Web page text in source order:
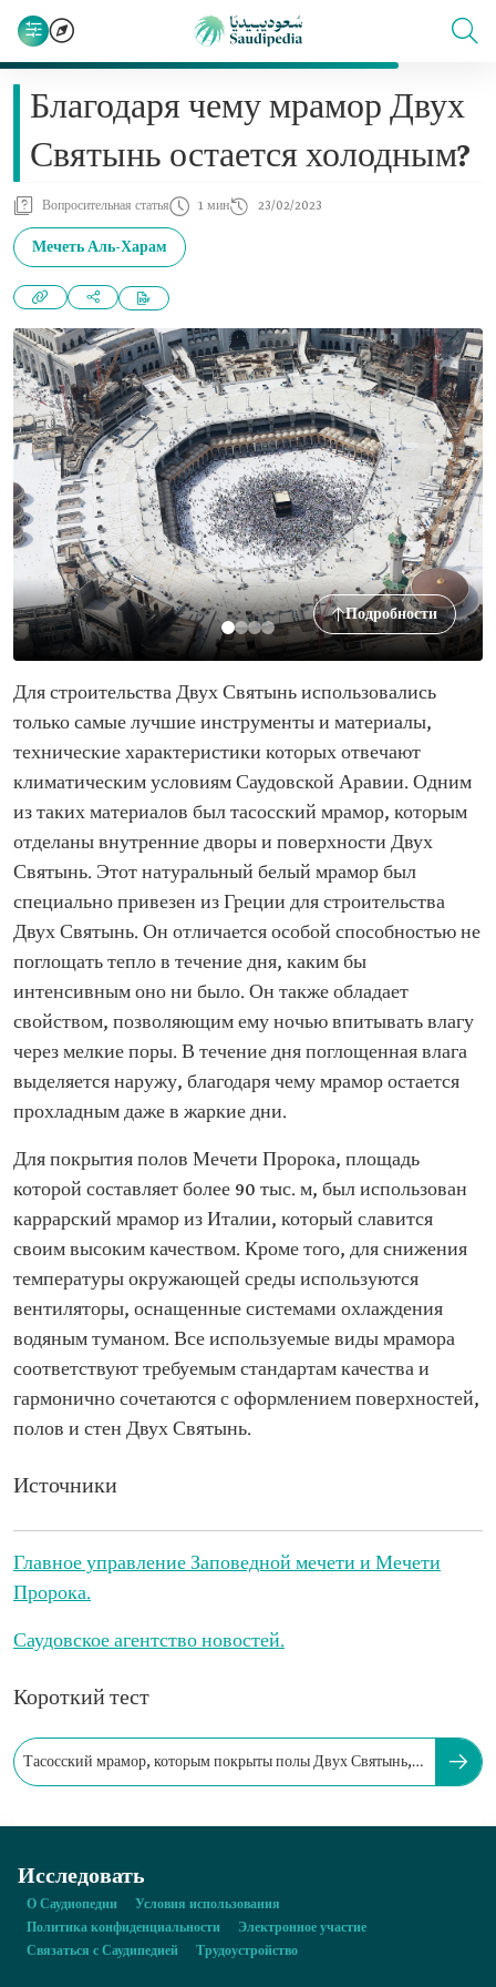
Благодаря чему мрамор Двух
Святынь остается холодным?
Вопросительная статья 1 мин 23/02/2023
Мечеть Аль-Харам
Подробности
Для строительства Двух Святынь использовались
только самые лучшие инструменты и материалы,
технические характеристики которых отвечают
климатическим условиям Саудовской Аравии. Одним
из таких материалов был тасосский мрамор, которым
отделаны внутренние дворы и поверхности Двух
Святынь. Этот натуральный белый мрамор был
специально привезен из Греции для строительства
Двух Святынь. Он отличается особой способностью не
поглощать тепло в течение дня, каким бы
интенсивным оно ни было. Он также обладает
свойством, позволяющим ему ночью впитывать влагу
через мелкие поры. В течение дня поглощенная влага
выделяется наружу, благодаря чему мрамор остается
прохладным даже в жаркие дни.
Для покрытия полов Мечети Пророка, площадь
которой составляет более 90 тыс. м, был использован
каррарский мрамор из Италии, который славится
своим высоким качеством. Кроме того, для снижения
температуры окружающей среды используются
вентиляторы, оснащенные системами охлаждения
водяным туманом. Все используемые виды мрамора
соответствуют требуемым стандартам качества и
гармонично сочетаются с оформлением поверхностей,
полов и стен Двух Святынь.
Источники
Главное управление Заповедной мечети и Мечети
Пророка.
Саудовское агентство новостей.
Короткий тест
Тасосский мрамор, которым покрыты полы Двух Святынь,
Исследовать
О Саудиопедии
Условия использования
Политика конфиденциальности
Электронное участие
Связаться с Саудипедией
Трудоустройство